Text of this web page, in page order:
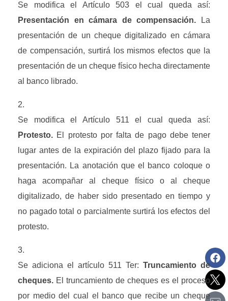
Presentación en cámara de compensación.
La
presentación de un cheque digitalizado en cámara
de compensación, surtirá los mismos efectos que la
presentación de un cheque físico hecha directamente
al banco librado.
Protesto. El protesto por falta de pago debe tener
lugar antes de la expiración del plazo fijado para la
presentación. La anotación que el banco coloque o
haga acompañar al cheque físico o al cheque
digitalizado, de haber sido presentado en tiempo y
no pagado total o parcialmente surtirá los efectos del
protesto.
Se adiciona el artículo 511 Ter: Truncamiento de
cheques. El truncamiento de cheques es el proceso
por medio del cual el banco que recibe un cheque